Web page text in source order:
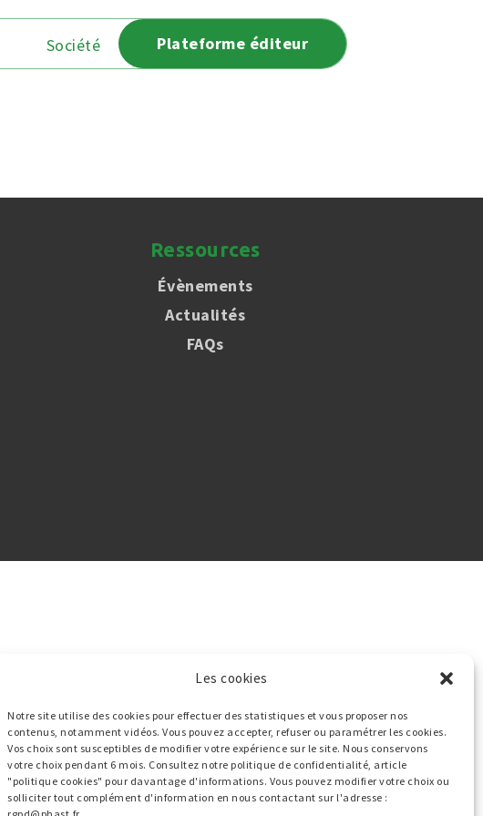
Les cookies
Notre site utilise des cookies pour effectuer des statistiques et vous proposer nos
contenus, notamment vidéos. Vous pouvez accepter, refuser ou paramétrer les cookies.
Vos choix sont susceptibles de modifier votre expérience sur le site. Nous conservons
votre choix pendant 6 mois. Consultez notre politique de confidentialité, article
"politique cookies" pour davantage d'informations. Vous pouvez modifier votre choix ou
solliciter tout complément d'information en nous contactant sur l'adresse :
Société Plateforme éditeur
Ressources
Évènements
Actualités
FAQs